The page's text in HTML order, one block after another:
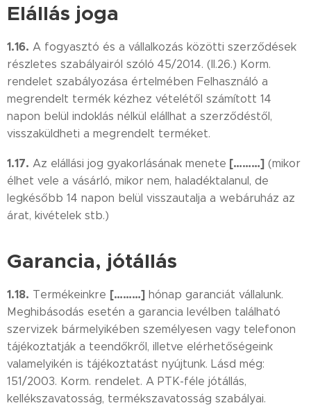
Elállás joga
1.16. A fogyasztó és a vállalkozás közötti szerződések
részletes szabályairól szóló 45/2014. (II.26.) Korm.
rendelet szabályozása értelmében Felhasználó a
megrendelt termék kézhez vételétől számított 14
napon belül indoklás nélkül elállhat a szerződéstől,
visszaküldheti a megrendelt terméket.
1.17. Az elállási jog gyakorlásának menete [………] (mikor
élhet vele a vásárló, mikor nem, haladéktalanul, de
legkésőbb 14 napon belül visszautalja a webáruház az
árat, kivételek stb.)
Garancia, jótállás
1.18. Termékeinkre [………] hónap garanciát vállalunk.
Meghibásodás esetén a garancia levélben található
szervizek bármelyikében személyesen vagy telefonon
tájékoztatják a teendőkről, illetve elérhetőségeink
valamelyikén is tájékoztatást nyújtunk. Lásd még:
151/2003. Korm. rendelet. A PTK-féle jótállás,
kellékszavatosság, termékszavatosság szabályai.